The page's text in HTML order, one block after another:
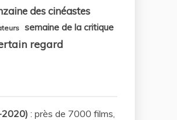
des cinéastes
semaine de la critique
regard
2020) : près de 7000 films,